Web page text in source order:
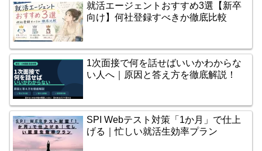
就活エージェントおすすめ3選【新卒
向け】何社登録すべきか徹底比較
1次面接で何を話せばいいかわからな
い人へ｜原因と答え方を徹底解説！
SPI Webテスト対策「1か月」で仕上
げる｜忙しい就活生効率プラン